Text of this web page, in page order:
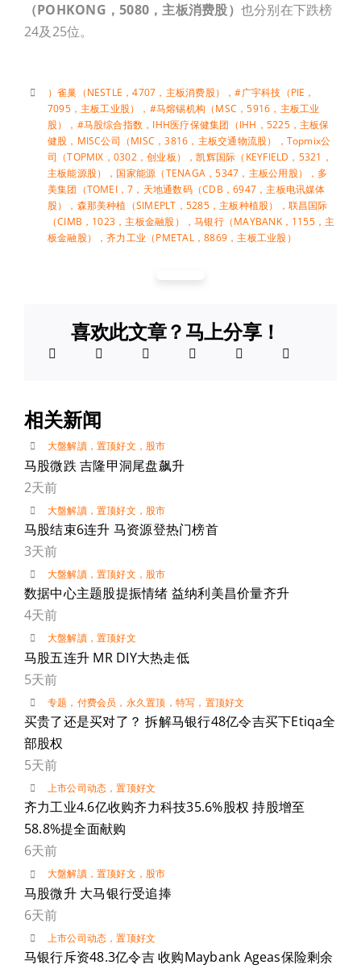
（POHKONG ，5080 ，主板消费股） 也分别在下跌榜
24及25位。
）雀巢（NESTLE，4707，主板消费股） ，#广宇科技（PIE，
7095，主板工业股）
， #马熔锡机构（MSC，5916，主板工业
股）
， #马股综合指数 ， IHH医疗保健集团（IHH，5225，主板保
健股 ， MISC公司（MISC，3816，主板交通物流股） ， Topmix公
司（TOPMIX，0302，创业板）
，凯辉国际（KEYFIELD，5321，
主板能源股）
， 国家能源（TENAGA，5347，主板公用股） ， 多
美集团（TOMEI，7 ， 天地通数码（CDB，6947，主板电讯媒体
股）
， 森那美种植（SIMEPLT，5285，主板种植股） ， 联昌国际
（CIMB，1023，主板金融股）
，马银行（MAYBANK，1155，主
板金融股）
，齐力工业（PMETAL，8869，主板工业股）
喜欢此文章？马上分享！
相关新闻
大盤解讀， 置顶好文 ， 股市
马股微跌 吉隆甲洞尾盘飙升
2天前
大盤解讀， 置顶好文 ， 股市
马股结束6连升 马资源登热门榜首
3天前
大盤解讀， 置顶好文 ， 股市
数据中心主题股提振情绪 益纳利美昌价量齐升
4天前
大盤解讀， 置顶好文
马股五连升 MR DIY大热走低
5天前
专题 ， 付费会员 ， 永久置顶 ， 特写 ， 置顶好文
买贵了还是买对了？ 拆解马银行48亿令吉买下Etiqa全
部股权
5天前
上市公司动态 ，置顶好文
齐力工业4.6亿收购齐力科技35.6%股权 持股增至
58.8%提全面献购
6天前
大盤解讀， 置顶好文 ，股市
马股微升 大马银行受追捧
6天前
上市公司动态 ，置顶好文
马银行斥资48.3亿令吉 收购Maybank Ageas保险剩余